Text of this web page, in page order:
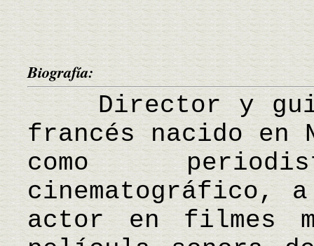
Biografía:
Director y
francés nacido
como
cinematográfico,
actor en filmes